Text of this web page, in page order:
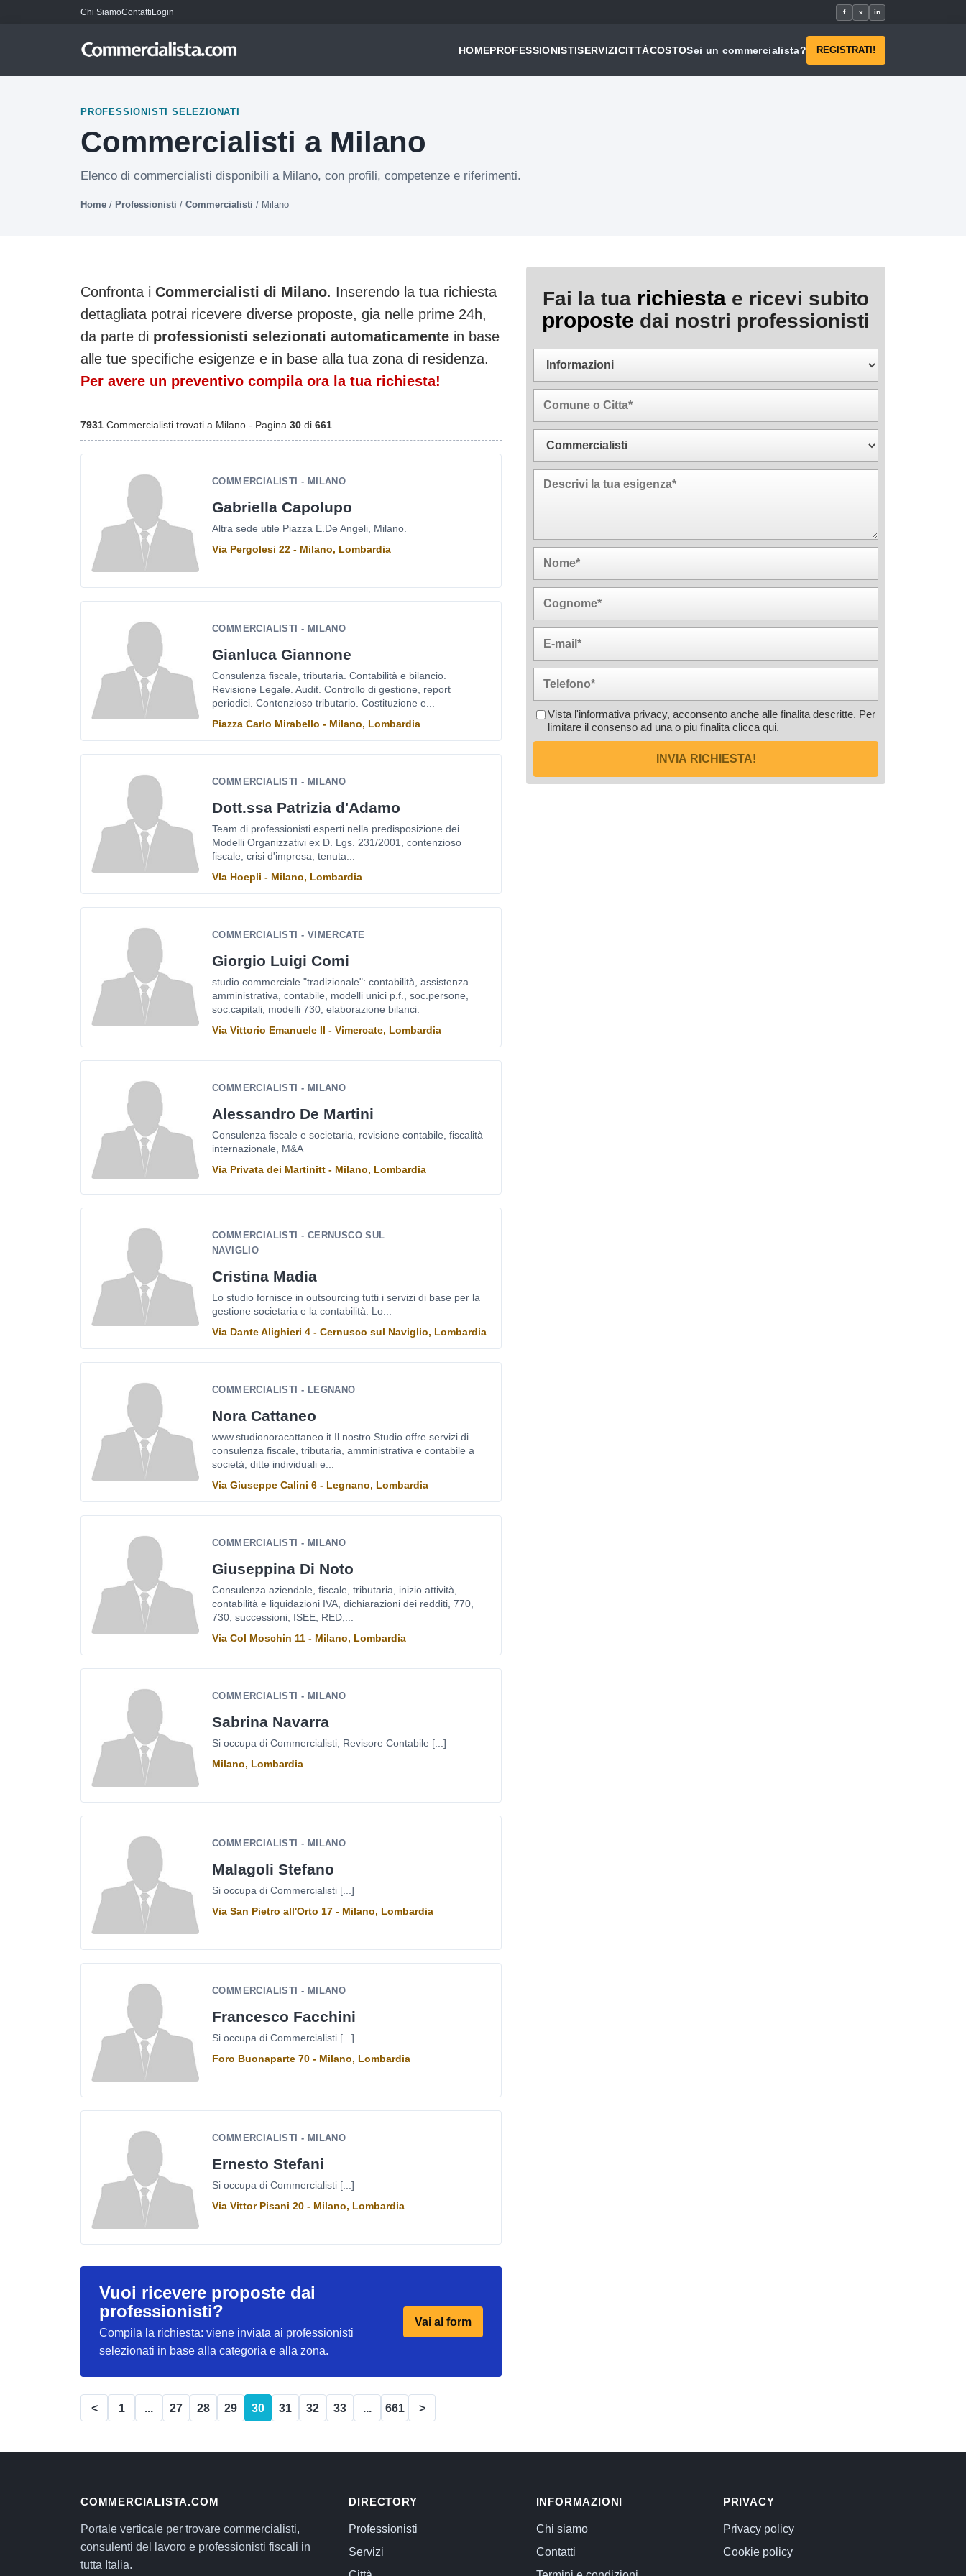
Chi SiamoContattiLogin f x in
HOMEPROFESSIONISTISERVIZICITTÀCOSTOSei un commercialista? REGISTRATI!
PROFESSIONISTI SELEZIONATI
Commercialisti a Milano
Elenco di commercialisti disponibili a Milano, con profili, competenze e riferimenti.
Home / Professionisti / Commercialisti / Milano
Confronta i Commercialisti di Milano. Inserendo la tua richiesta
dettagliata potrai ricevere diverse proposte, gia nelle prime 24h,
da parte di professionisti selezionati automaticamente in base
alle tue specifiche esigenze e in base alla tua zona di residenza.
Per avere un preventivo compila ora la tua richiesta!
7931 Commercialisti trovati a Milano - Pagina 30 di 661
COMMERCIALISTI - MILANO
Gabriella Capolupo
Altra sede utile Piazza E.De Angeli, Milano.
Via Pergolesi 22 - Milano, Lombardia
COMMERCIALISTI - MILANO
Gianluca Giannone
Consulenza fiscale, tributaria. Contabilità e bilancio.
Revisione Legale. Audit. Controllo di gestione, report
periodici. Contenzioso tributario. Costituzione e...
Piazza Carlo Mirabello - Milano, Lombardia
COMMERCIALISTI - MILANO
Dott.ssa Patrizia d'Adamo
Team di professionisti esperti nella predisposizione dei
Modelli Organizzativi ex D. Lgs. 231/2001, contenzioso
fiscale, crisi d'impresa, tenuta...
VIa Hoepli - Milano, Lombardia
COMMERCIALISTI - VIMERCATE
Giorgio Luigi Comi
studio commerciale "tradizionale": contabilità, assistenza
amministrativa, contabile, modelli unici p.f., soc.persone,
soc.capitali, modelli 730, elaborazione bilanci.
Via Vittorio Emanuele II - Vimercate, Lombardia
COMMERCIALISTI - MILANO
Alessandro De Martini
Consulenza fiscale e societaria, revisione contabile, fiscalità
internazionale, M&A
Via Privata dei Martinitt - Milano, Lombardia
COMMERCIALISTI - CERNUSCO SUL
NAVIGLIO
Cristina Madia
Lo studio fornisce in outsourcing tutti i servizi di base per la
gestione societaria e la contabilità. Lo...
Via Dante Alighieri 4 - Cernusco sul Naviglio, Lombardia
COMMERCIALISTI - LEGNANO
Nora Cattaneo
www.studionoracattaneo.it Il nostro Studio offre servizi di
consulenza fiscale, tributaria, amministrativa e contabile a
società, ditte individuali e...
Via Giuseppe Calini 6 - Legnano, Lombardia
COMMERCIALISTI - MILANO
Giuseppina Di Noto
Consulenza aziendale, fiscale, tributaria, inizio attività,
contabilità e liquidazioni IVA, dichiarazioni dei redditi, 770,
730, successioni, ISEE, RED,...
Via Col Moschin 11 - Milano, Lombardia
COMMERCIALISTI - MILANO
Sabrina Navarra
Si occupa di Commercialisti, Revisore Contabile [...]
Milano, Lombardia
COMMERCIALISTI - MILANO
Malagoli Stefano
Si occupa di Commercialisti [...]
Via San Pietro all'Orto 17 - Milano, Lombardia
COMMERCIALISTI - MILANO
Francesco Facchini
Si occupa di Commercialisti [...]
Foro Buonaparte 70 - Milano, Lombardia
COMMERCIALISTI - MILANO
Ernesto Stefani
Si occupa di Commercialisti [...]
Via Vittor Pisani 20 - Milano, Lombardia
Vuoi ricevere proposte dai
professionisti?
Compila la richiesta: viene inviata ai professionisti
selezionati in base alla categoria e alla zona.
Vai al form
< 1 ... 27 28 29 30 31 32 33 ... 661 >
Fai la tua richiesta e ricevi subito
proposte dai nostri professionisti
Vista l'informativa privacy, acconsento anche alle finalita descritte. Per
limitare il consenso ad una o piu finalita clicca qui.
INVIA RICHIESTA!
COMMERCIALISTA.COM
Portale verticale per trovare commercialisti,
consulenti del lavoro e professionisti fiscali in
tutta Italia.
DIRECTORY
Professionisti
Servizi
INFORMAZIONI
Chi siamo
Contatti
PRIVACY
Privacy policy
Cookie policy